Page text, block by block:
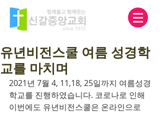
유년비전스쿨 여름 성경학
교를 마치며
2021년 7월 4, 11,18, 25일까지 여름성경
학교를 진행하였습니다. 코로나로 인해
이번에도 유년비전스쿨은 온라인으로